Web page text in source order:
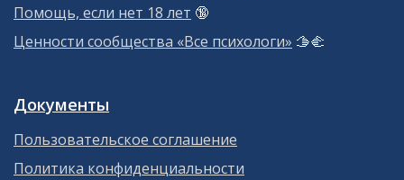
Помощь, если нет 18 лет 🔞
Ценности сообщества «Все психологи» 🫱‍🫲
Документы
Пользовательское соглашение
Политика конфиденциальности